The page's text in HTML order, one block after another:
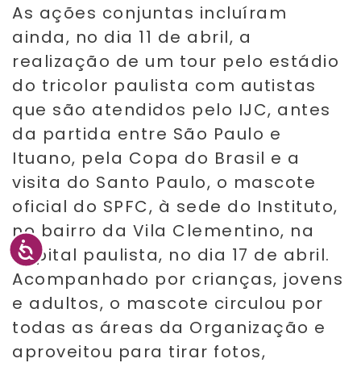
As ações conjuntas incluíram
ainda, no dia 11 de abril, a
realização de um tour pelo estádio
do tricolor paulista com autistas
que são atendidos pelo IJC, antes
da partida entre São Paulo e
Ituano, pela Copa do Brasil e a
visita do Santo Paulo, o mascote
oficial do SPFC, à sede do Instituto,
no bairro da Vila Clementino, na
capital paulista, no dia 17 de abril.
Acompanhado por crianças, jovens
e adultos, o mascote circulou por
todas as áreas da Organização e
aproveitou para tirar fotos,